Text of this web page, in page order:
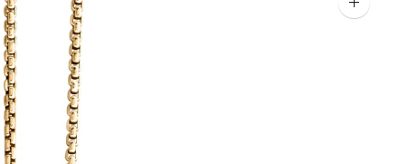
Ampliar
la